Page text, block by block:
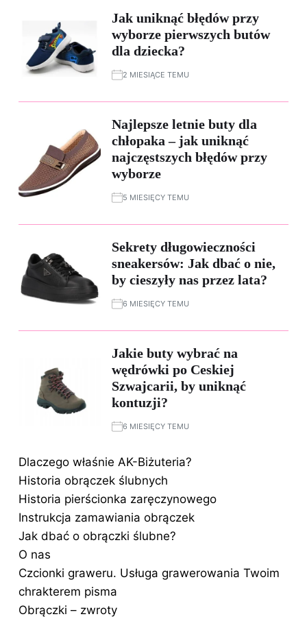
Jak uniknąć błędów przy
wyborze pierwszych butów
dla dziecka?
2 MIESIĄCE TEMU
Najlepsze letnie buty dla
chłopaka – jak uniknąć
najczęstszych błędów przy
wyborze
5 MIESIĘCY TEMU
Sekrety długowieczności
sneakersów: Jak dbać o nie,
by cieszyły nas przez lata?
6 MIESIĘCY TEMU
Jakie buty wybrać na
wędrówki po Ceskiej
Szwajcarii, by uniknąć
kontuzji?
6 MIESIĘCY TEMU
Dlaczego właśnie AK-Biżuteria?
Historia obrączek ślubnych
Historia pierścionka zaręczynowego
Instrukcja zamawiania obrączek
Jak dbać o obrączki ślubne?
O nas
Czcionki graweru. Usługa grawerowania Twoim
chrakterem pisma
Obrączki – zwroty